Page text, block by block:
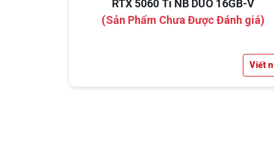
RTX 5060 Ti NB DUO 16GB-V
(Sản Phẩm Chưa Được Đánh giá)
Viết